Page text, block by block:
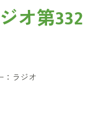
オ第332
ラジオ